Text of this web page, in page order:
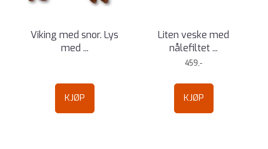
Viking med snor. Lys
med ...
KJØP
Liten veske med
nålefiltet ...
459,-
KJØP